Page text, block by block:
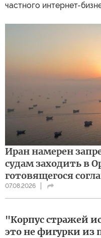
частного интернет-
Иран намерен
судам заходить в
готовящегося
07.08.2026
"Корпус стражей
это не фигурки